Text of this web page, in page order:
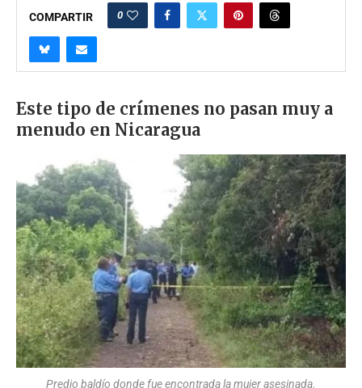
COMPARTIR 0
Este tipo de crímenes no pasan muy a
menudo en Nicaragua
Predio baldío donde fue encontrada la mujer asesinada.